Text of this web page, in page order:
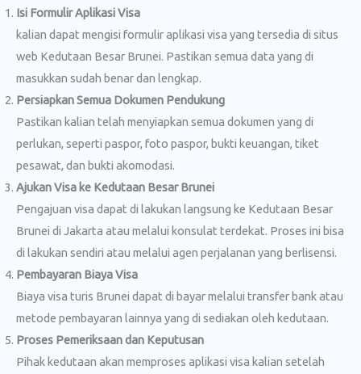
Isi Formulir Aplikasi Visa
kalian dapat mengisi formulir aplikasi visa yang tersedia di situs
web Kedutaan Besar Brunei. Pastikan semua data yang di
masukkan sudah benar dan lengkap.
Persiapkan Semua Dokumen Pendukung
Pastikan kalian telah menyiapkan semua dokumen yang di
perlukan, seperti paspor, foto paspor, bukti keuangan, tiket
pesawat, dan bukti akomodasi.
Ajukan Visa ke Kedutaan Besar Brunei
Pengajuan visa dapat di lakukan langsung ke Kedutaan Besar
Brunei di Jakarta atau melalui konsulat terdekat. Proses ini bisa
di lakukan sendiri atau melalui agen perjalanan yang berlisensi.
Pembayaran Biaya Visa
Biaya visa turis Brunei dapat di bayar melalui transfer bank atau
metode pembayaran lainnya yang di sediakan oleh kedutaan.
Proses Pemeriksaan dan Keputusan
Pihak kedutaan akan memproses aplikasi visa kalian setelah